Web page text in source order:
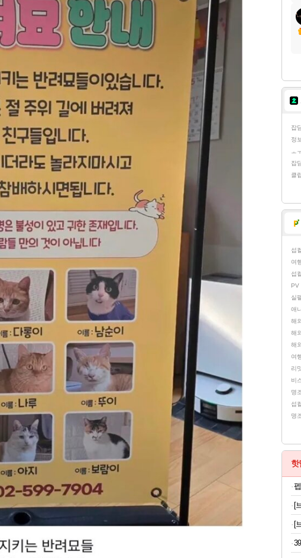
잡
정
ㅗ
잡
클
섭
여
섭
PV
실
애
해
해
해
여
리
비
명
섭
명
핫